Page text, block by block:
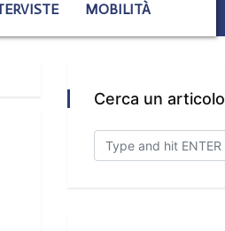
MOBILITÀ
Cerca un articolo